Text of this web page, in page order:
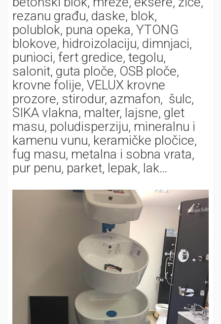
rezanu građu, daske, blok,
polublok, puna opeka, YTONG
blokove, hidroizolaciju, dimnjaci,
punioci, fert gredice, tegolu,
salonit, guta ploče, OSB ploče,
krovne folije, VELUX krovne
prozore, stirodur, azmafon, šulc,
SIKA vlakna, malter, lajsne, glet
masu, poludisperziju, mineralnu i
kamenu vunu, keramičke pločice,
fug masu, metalna i sobna vrata,
pur penu, parket, lepak, lak…